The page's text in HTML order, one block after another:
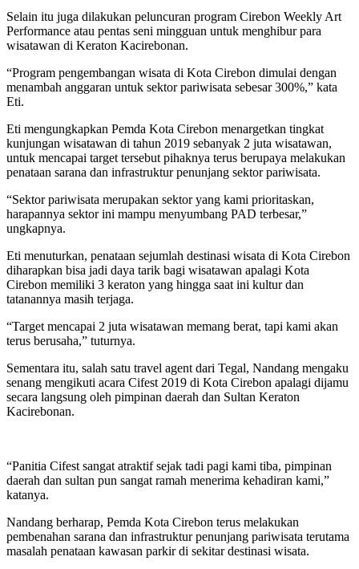
Selain itu juga dilakukan peluncuran program Cirebon Weekly Art
Performance atau pentas seni mingguan untuk menghibur para
wisatawan di Keraton Kacirebonan.
“Program pengembangan wisata di Kota Cirebon dimulai dengan
menambah anggaran untuk sektor pariwisata sebesar 300%,” kata
Eti.
Eti mengungkapkan Pemda Kota Cirebon menargetkan tingkat
kunjungan wisatawan di tahun 2019 sebanyak 2 juta wisatawan,
untuk mencapai target tersebut pihaknya terus berupaya melakukan
penataan sarana dan infrastruktur penunjang sektor pariwisata.
“Sektor pariwisata merupakan sektor yang kami prioritaskan,
harapannya sektor ini mampu menyumbang PAD terbesar,”
ungkapnya.
Eti menuturkan, penataan sejumlah destinasi wisata di Kota Cirebon
diharapkan bisa jadi daya tarik bagi wisatawan apalagi Kota
Cirebon memiliki 3 keraton yang hingga saat ini kultur dan
tatanannya masih terjaga.
“Target mencapai 2 juta wisatawan memang berat, tapi kami akan
terus berusaha,” tuturnya.
Sementara itu, salah satu travel agent dari Tegal, Nandang mengaku
senang mengikuti acara Cifest 2019 di Kota Cirebon apalagi dijamu
secara langsung oleh pimpinan daerah dan Sultan Keraton
Kacirebonan.
“Panitia Cifest sangat atraktif sejak tadi pagi kami tiba, pimpinan
daerah dan sultan pun sangat ramah menerima kehadiran kami,”
katanya.
Nandang berharap, Pemda Kota Cirebon terus melakukan
pembenahan sarana dan infrastruktur penunjang pariwisata terutama
masalah penataan kawasan parkir di sekitar destinasi wisata.